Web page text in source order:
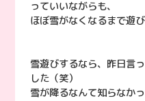
っていいながらも、
ほぼ雪がなくなるまで遊
雪遊びするなら、昨日言
した（笑）
雪が降るなんて知らなか